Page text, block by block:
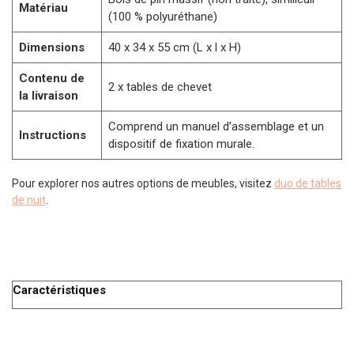
Matériau
(100 % polyuréthane)
Dimensions 40 x 34 x 55 cm (L x l x H)
Contenu de
la livraison
2 x tables de chevet
Instructions
Comprend un manuel d’assemblage et un
dispositif de fixation murale.
Pour explorer nos autres options de meubles, visitez duo de tables
de nuit
Caractéristiques